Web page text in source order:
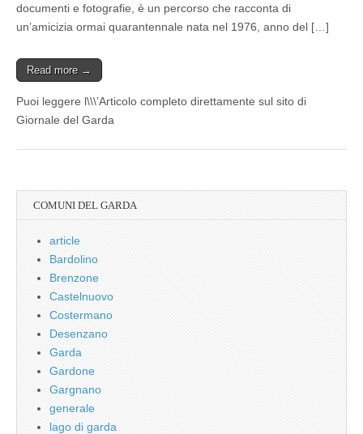
documenti e fotografie, è un percorso che racconta di
un’amicizia ormai quarantennale nata nel 1976, anno del […]
Read more →
Puoi leggere l\\\’Articolo completo direttamente sul sito di
Giornale del Garda
COMUNI DEL GARDA
article
Bardolino
Brenzone
Castelnuovo
Costermano
Desenzano
Garda
Gardone
Gargnano
generale
lago di garda